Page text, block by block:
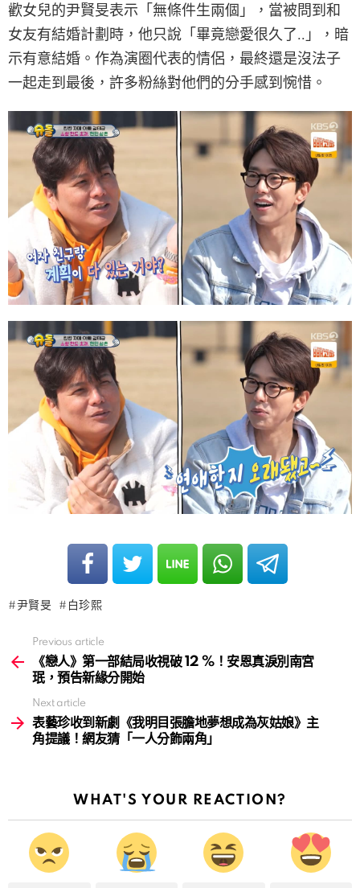
歡女兒的尹賢旻表示「無條件生兩個」，當被問到和
女友有結婚計劃時，他只說「畢竟戀愛很久了..」，暗
示有意結婚。作為演圈代表的情侶，最終還是沒法子
一起走到最後，許多粉絲對他們的分手感到惋惜。
尹賢旻 白珍熙
more
Previous article
《戀人》第一部結局收視破 12 %！安恩真淚別南宮
珉，預告新緣分開始
Next article
表藝珍收到新劇《我明目張膽地夢想成為灰姑娘》主
角提議！網友猜「一人分飾兩角」
WHAT'S YOUR REACTION?